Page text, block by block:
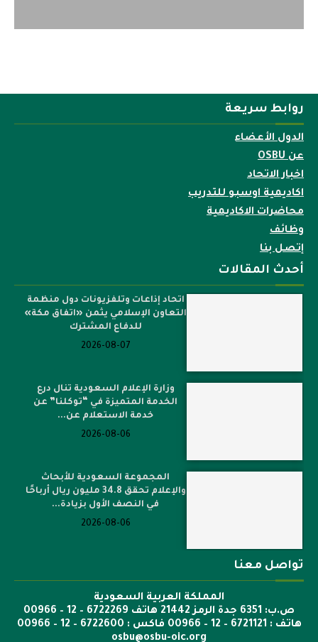
روابط سريعة
الدول الأعضاء
عن OSBU
اخبار الاتحاد
اكاديمية اوسبو للتدريب
محاضرات الاكاديمية
وظائف
إتصل بنا
أحدث المقالات
اتحاد إذاعات وتلفزيونات دول منظمة
التعاون الإسلامي يثمن «اتفاق مكة»
للدفاع المشترك
2026-08-07
وزارة الإعلام السعودية تنال درع
الخدمة المتميزة في “توكلنا” عن
خدمة الاستعلام عن...
2026-08-06
المجموعة السعودية للأبحاث
والإعلام تحقق 34.8 مليون ريال أرباحًا
في النصف الأول بزيادة...
2026-08-06
تواصل معنا
المملكة العربية السعودية
ص.ب: 6351 جدة الرمز 21442 هاتف 6722269 – 12 – 00966
هاتف : 6721121 – 12 – 00966 فاكس : 6722600 – 12 – 00966
osbu@osbu-oic.org